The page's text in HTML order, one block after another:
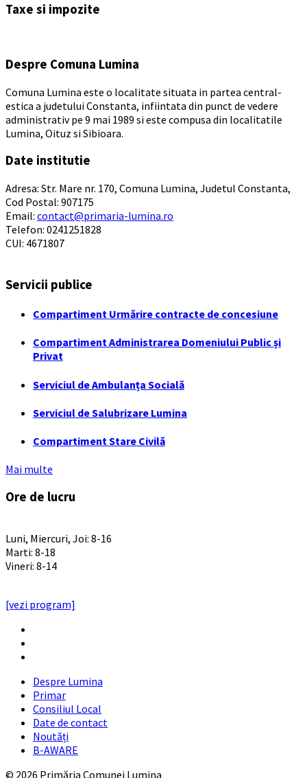
calendar
Taxe si impozite
Despre Comuna Lumina
Comuna Lumina este o localitate situata in partea central-
estica a judetului Constanta, infiintata din punct de vedere
administrativ pe 9 mai 1989 si este compusa din localitatile
Lumina, Oituz si Sibioara.
Date institutie
Adresa: Str. Mare nr. 170, Comuna Lumina, Judetul Constanta,
Cod Postal: 907175
Email: contact@primaria-lumina.ro
Telefon: 0241251828
CUI: 4671807
Servicii publice
Compartiment Urmărire contracte de concesiune
Compartiment Administrarea Domeniului Public și
Privat
Serviciul de Ambulanța Socială
Serviciul de Salubrizare Lumina
Compartiment Stare Civilă
Mai multe
Ore de lucru
Luni, Miercuri, Joi: 8-16
Marti: 8-18
Vineri: 8-14
[vezi program]
Despre Lumina
Primar
Consiliul Local
Date de contact
Noutăți
B-AWARE
© 2026 Primăria Comunei Lumina